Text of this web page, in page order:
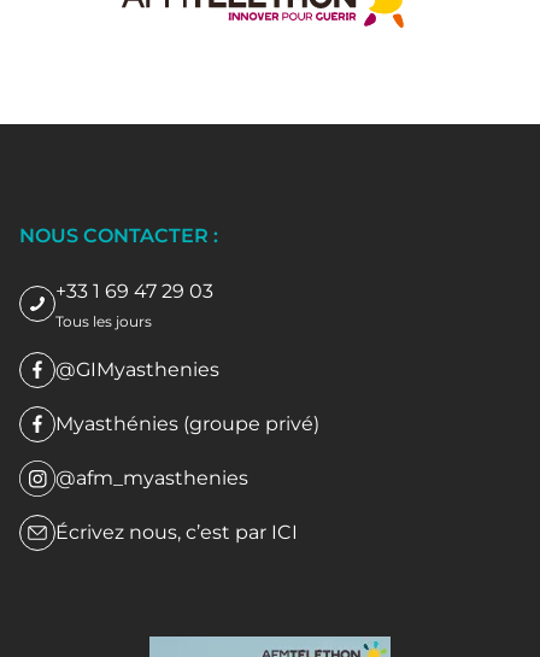
NOUS CONTACTER :
+33 1 69 47 29 03
Tous les jours
@GIMyasthenies
Myasthénies (groupe privé)
@afm_myasthenies
Écrivez nous, c’est par ICI